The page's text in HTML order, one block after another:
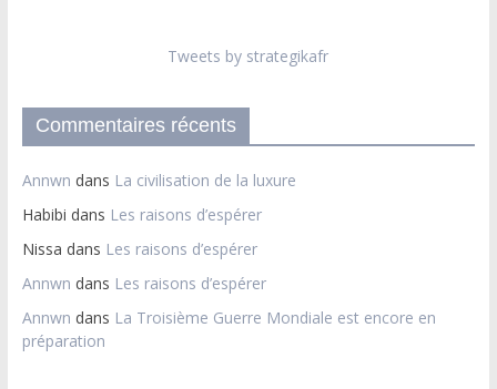
Tweets by strategikafr
Commentaires récents
Annwn dans La civilisation de la luxure
Habibi dans Les raisons d’espérer
Nissa dans Les raisons d’espérer
Annwn dans Les raisons d’espérer
Annwn dans La Troisième Guerre Mondiale est encore en
préparation